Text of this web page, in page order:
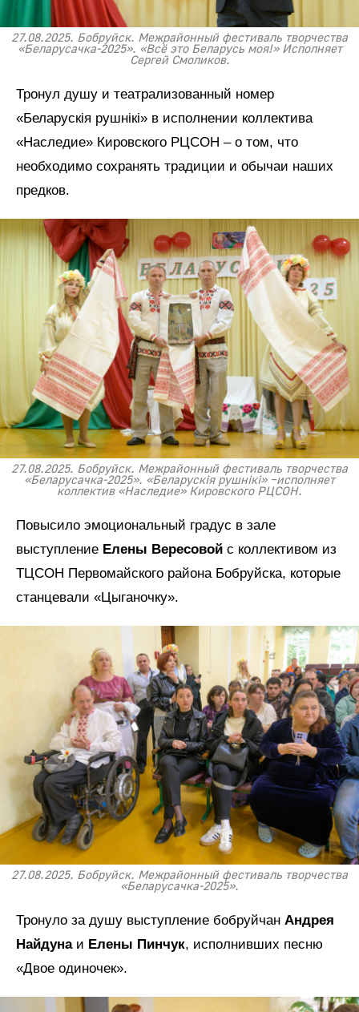
27.08.2025. Бобруйск. Межрайонный фестиваль творчества
«Беларусачка-2025». «Всё это Беларусь моя!» Исполняет
Сергей Смоликов.
Тронул душу и театрализованный номер
«Беларускiя рушнiкi» в исполнении коллектива
«Наследие» Кировского РЦСОН – о том, что
необходимо сохранять традиции и обычаи наших
предков.
27.08.2025. Бобруйск. Межрайонный фестиваль творчества
«Беларусачка-2025». «Беларускiя рушнiкi» –исполняет
коллектив «Наследие» Кировского РЦСОН.
Повысило эмоциональный градус в зале
выступление Елены Вересовой с коллективом из
ТЦСОН Первомайского района Бобруйска, которые
станцевали «Цыганочку».
27.08.2025. Бобруйск. Межрайонный фестиваль творчества
«Беларусачка-2025».
Тронуло за душу выступление бобруйчан Андрея
Найдунаи Елены Пинчук, исполнивших песню
«Двое одиночек».